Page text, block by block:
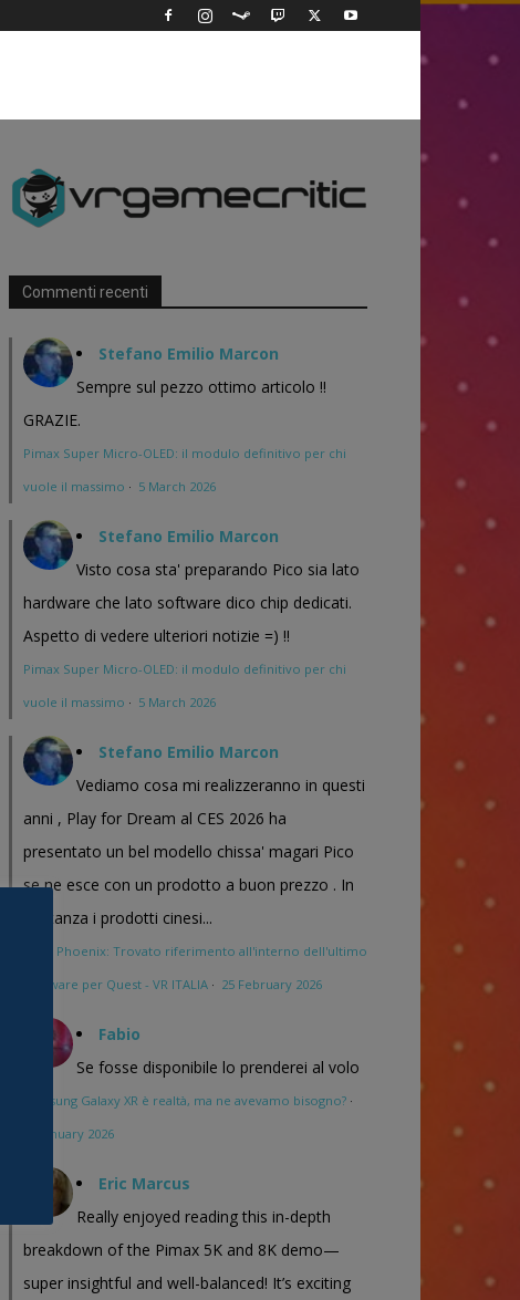
Commenti recenti
Stefano Emilio Marcon
Sempre sul pezzo ottimo articolo !!
GRAZIE.
Pimax Super Micro-OLED: il modulo definitivo per chi
vuole il massimo · 5 March 2026
Stefano Emilio Marcon
Visto cosa sta' preparando Pico sia lato
hardware che lato software dico chip dedicati.
Aspetto di vedere ulteriori notizie =) !!
Pimax Super Micro-OLED: il modulo definitivo per chi
vuole il massimo · 5 March 2026
Stefano Emilio Marcon
Vediamo cosa mi realizzeranno in questi
anni , Play for Dream al CES 2026 ha
presentato un bel modello chissa' magari Pico
se ne esce con un prodotto a buon prezzo . In
sostanza i prodotti cinesi...
Meta Phoenix: Trovato riferimento all'interno dell'ultimo
firmware per Quest - VR ITALIA · 25 February 2026
Fabio
Se fosse disponibile lo prenderei al volo
Samsung Galaxy XR è realtà, ma ne avevamo bisogno? ·
16 January 2026
Eric Marcus
Really enjoyed reading this in-depth
breakdown of the Pimax 5K and 8K demo—
super insightful and well-balanced! It’s exciting